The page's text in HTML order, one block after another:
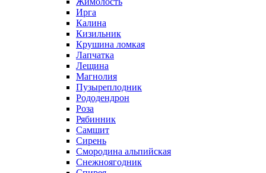
Ирга
Калина
Кизильник
Крушина ломкая
Лапчатка
Лещина
Магнолия
Пузыреплодник
Рододендрон
Роза
Рябинник
Самшит
Сирень
Смородина альпийская
Снежноягодник